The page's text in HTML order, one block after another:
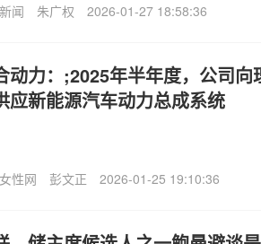
闻 朱广权 2026-01-27 18:58:36
动力：;2025年半年度，公司
应新能源汽车动力总成系统
性网 彭文正 2026-01-25 19:10:36